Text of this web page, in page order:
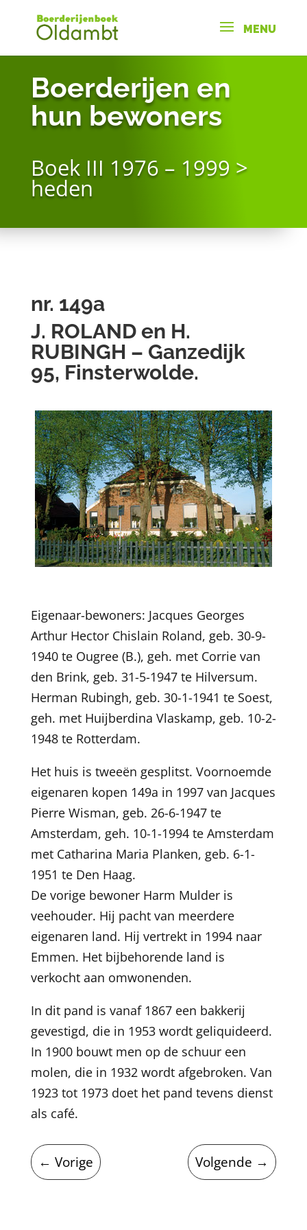
Boerderijen en
hun bewoners
Boek III 1976 – 1999 >
heden
nr. 149a
J. ROLAND en H.
RUBINGH – Ganzedijk
95, Finsterwolde.
Eigenaar-bewoners: Jacques Georges
Arthur Hector Chislain Roland, geb. 30-9-
1940 te Ougree (B.), geh. met Corrie van
den Brink, geb. 31-5-1947 te Hilversum.
Herman Rubingh, geb. 30-1-1941 te Soest,
geh. met Huijberdina Vlaskamp, geb. 10-2-
1948 te Rotterdam.
Het huis is tweeën gesplitst. Voornoemde
eigenaren kopen 149a in 1997 van Jacques
Pierre Wisman, geb. 26-6-1947 te
Amsterdam, geh. 10-1-1994 te Amsterdam
met Catharina Maria Planken, geb. 6-1-
1951 te Den Haag.
De vorige bewoner Harm Mulder is
veehouder. Hij pacht van meerdere
eigenaren land. Hij vertrekt in 1994 naar
Emmen. Het bijbehorende land is
verkocht aan omwonenden.
In dit pand is vanaf 1867 een bakkerij
gevestigd, die in 1953 wordt geliquideerd.
In 1900 bouwt men op de schuur een
molen, die in 1932 wordt afgebroken. Van
1923 tot 1973 doet het pand tevens dienst
als café.
← Vorige Volgende →